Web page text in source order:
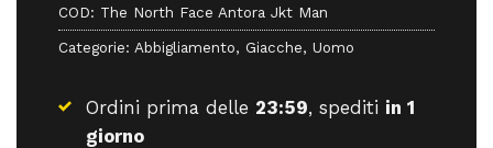
COD: The North Face Antora Jkt Man
Categorie: Abbigliamento, Giacche, Uomo
Ordini prima delle 23:59, spediti in 1
giorno